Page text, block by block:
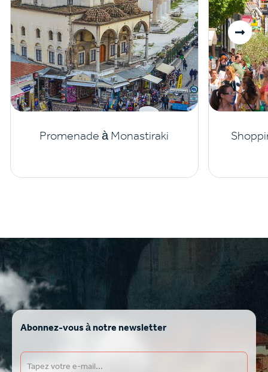
Promenade à Monastiraki
Abonnez-vous à notre newsletter